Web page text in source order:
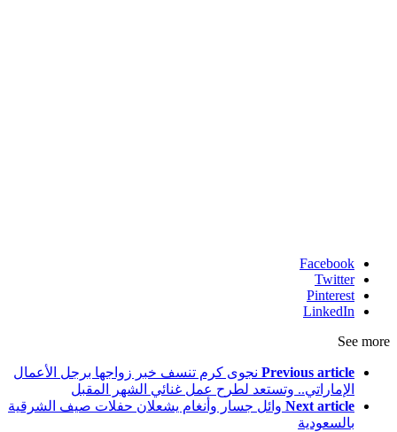
Facebook
Twitter
Pinterest
LinkedIn
See more
Previous article نجوى كرم تنسف خبر زواجها برجل الأعمال
الإماراتي.. وتستعد لطرح عمل غنائي الشهر المقبل
Next article وائل جسار وأنغام يشعلان حفلات صيف الشرقية
بالسعودية